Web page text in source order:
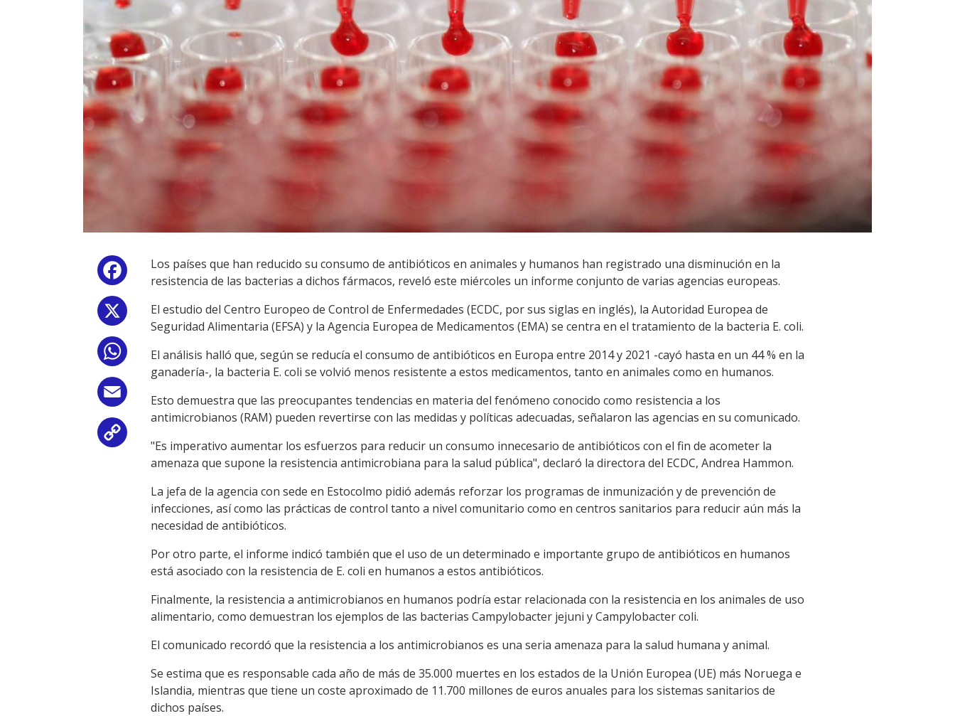
Facebook
WhatsApp
Email
Link
Los países que han reducido su consumo de antibióticos en animales y humanos han registrado una disminución en la
resistencia de las bacterias a dichos fármacos, reveló este miércoles un informe conjunto de varias agencias europeas.
El estudio del Centro Europeo de Control de Enfermedades (ECDC, por sus siglas en inglés), la Autoridad Europea de
Seguridad Alimentaria (EFSA) y la Agencia Europea de Medicamentos (EMA) se centra en el tratamiento de la bacteria E. coli.
El análisis halló que, según se reducía el consumo de antibióticos en Europa entre 2014 y 2021 -cayó hasta en un 44 % en la
ganadería-, la bacteria E. coli se volvió menos resistente a estos medicamentos, tanto en animales como en humanos.
Esto demuestra que las preocupantes tendencias en materia del fenómeno conocido como resistencia a los
antimicrobianos (RAM) pueden revertirse con las medidas y políticas adecuadas, señalaron las agencias en su comunicado.
"Es imperativo aumentar los esfuerzos para reducir un consumo innecesario de antibióticos con el fin de acometer la
amenaza que supone la resistencia antimicrobiana para la salud pública", declaró la directora del ECDC, Andrea Hammon.
La jefa de la agencia con sede en Estocolmo pidió además reforzar los programas de inmunización y de prevención de
infecciones, así como las prácticas de control tanto a nivel comunitario como en centros sanitarios para reducir aún más la
necesidad de antibióticos.
Por otro parte, el informe indicó también que el uso de un determinado e importante grupo de antibióticos en humanos
está asociado con la resistencia de E. coli en humanos a estos antibióticos.
Finalmente, la resistencia a antimicrobianos en humanos podría estar relacionada con la resistencia en los animales de uso
alimentario, como demuestran los ejemplos de las bacterias Campylobacter jejuni y Campylobacter coli.
El comunicado recordó que la resistencia a los antimicrobianos es una seria amenaza para la salud humana y animal.
Se estima que es responsable cada año de más de 35.000 muertes en los estados de la Unión Europea (UE) más Noruega e
Islandia, mientras que tiene un coste aproximado de 11.700 millones de euros anuales para los sistemas sanitarios de
dichos países.